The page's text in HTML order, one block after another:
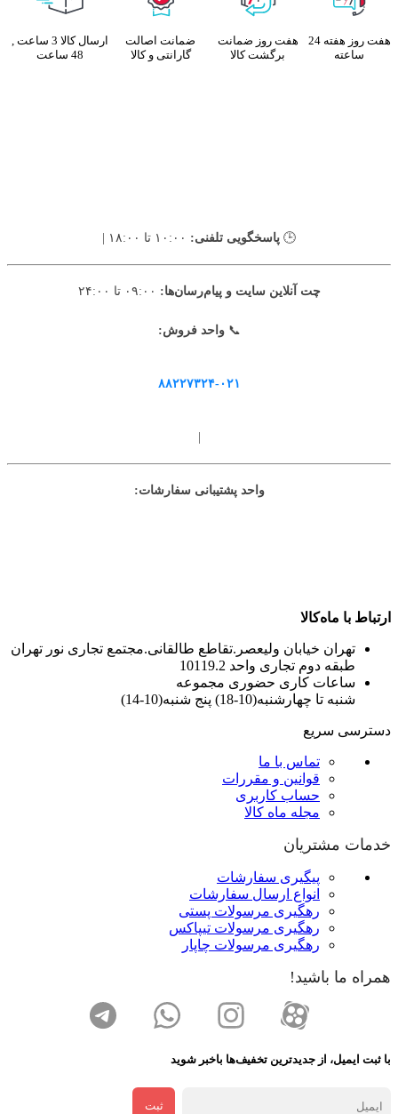
هفت روز هفته 24
ساعته
هفت روز ضمانت
برگشت کالا
ضمانت اصالت
گارانتی و کالا
ارسال کالا 3 ساعت ,
48 ساعت
🕒 پاسخگویی تلفنی:
چت آنلاین سایت و پیام‌رسان‌ها:
📞واحد فروش:
۸۸۲۲۷۳۲۴-۰۲۱
واحد پشتیبانی سفارشات:
ارتباط با ماه‌کالا
تهران خیابان ولیعصر.تقاطع طالقانی.مجتمع تجاری نور تهران
طبقه دوم تجاری واحد 10119.2
ساعات کاری حضوری مجموعه
شنبه تا چهارشنبه(10-18) پنج شنبه(10-14)
دسترسی سریع
تماس با ما
قوانین و مقررات
حساب کاربری
مجله ماه کالا
خدمات مشتریان
پیگیری سفارشات
انواع ارسال سفارشات
رهگیری مرسولات پستی
رهگیری مرسولات تیپاکس
رهگیری مرسولات چاپار
همراه ما باشید!
با ثبت ایمیل، از جدید‌ترین تخفیف‌ها با‌خبر شوید
ثبت